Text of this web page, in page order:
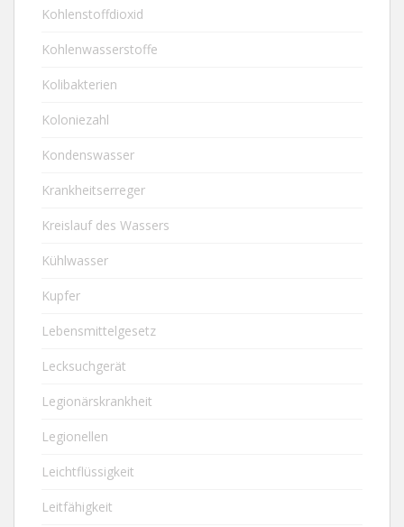
Kohlenstoffdioxid
Kohlenwasserstoffe
Kolibakterien
Koloniezahl
Kondenswasser
Krankheitserreger
Kreislauf des Wassers
Kühlwasser
Kupfer
Lebensmittelgesetz
Lecksuchgerät
Legionärskrankheit
Legionellen
Leichtflüssigkeit
Leitfähigkeit